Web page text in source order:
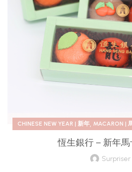
CHINESE NEW YEAR | 新年, MACARON |
恆生銀行 – 新年
Surpriser